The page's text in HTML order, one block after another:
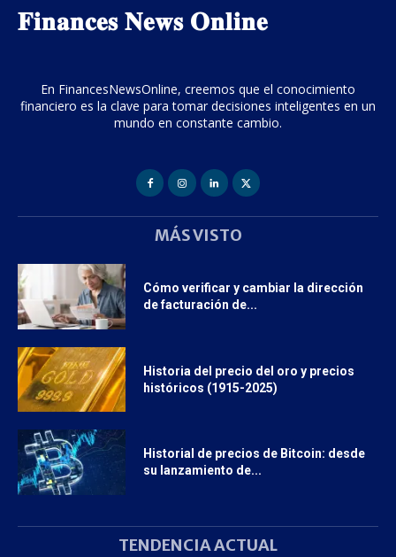
𝐅𝐢𝐧𝐚𝐧𝐜𝐞𝐬 𝐍𝐞𝐰𝐬 𝐎𝐧𝐥𝐢𝐧𝐞
En FinancesNewsOnline, creemos que el conocimiento
financiero es la clave para tomar decisiones inteligentes en un
mundo en constante cambio.
MÁS VISTO
Cómo verificar y cambiar la dirección
de facturación de...
Historia del precio del oro y precios
históricos (1915-2025)
Historial de precios de Bitcoin: desde
su lanzamiento de...
TENDENCIA ACTUAL